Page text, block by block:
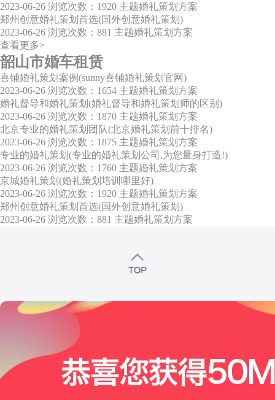
2023-06-26 浏览次数：1920 主题婚礼策划方案
郑州创意婚礼策划首选(国外创意婚礼策划)
2023-06-26 浏览次数：881 主题婚礼策划方案
查看更多>
韶山市婚车租赁
喜铺婚礼策划案例(sunny喜铺婚礼策划官网)
2023-06-26 浏览次数：1654 主题婚礼策划方案
婚礼督导和婚礼策划(婚礼督导和婚礼策划师的区别)
2023-06-26 浏览次数：1870 主题婚礼策划方案
北京专业的婚礼策划团队(北京婚礼策划前十排名)
2023-06-26 浏览次数：1875 主题婚礼策划方案
专业的婚礼策划(专业的婚礼策划公司,为您量身打造!)
2023-06-26 浏览次数：1760 主题婚礼策划方案
京城婚礼策划(婚礼策划培训哪里好)
2023-06-26 浏览次数：1920 主题婚礼策划方案
郑州创意婚礼策划首选(国外创意婚礼策划)
2023-06-26 浏览次数：881 主题婚礼策划方案